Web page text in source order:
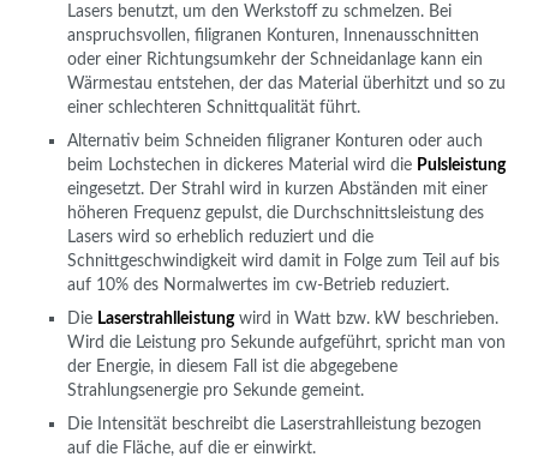
Lasers benutzt, um den Werkstoff zu schmelzen. Bei
anspruchsvollen, filigranen Konturen, Innenausschnitten
oder einer Richtungsumkehr der Schneidanlage kann ein
Wärmestau entstehen, der das Material überhitzt und so zu
einer schlechteren Schnittqualität führt.
Alternativ beim Schneiden filigraner Konturen oder auch
beim Lochstechen in dickeres Material wird die Pulsleistung
eingesetzt. Der Strahl wird in kurzen Abständen mit einer
höheren Frequenz gepulst, die Durchschnittsleistung des
Lasers wird so erheblich reduziert und die
Schnittgeschwindigkeit wird damit in Folge zum Teil auf bis
auf 10% des Normalwertes im cw-Betrieb reduziert.
Die Laserstrahlleistungwird in Watt bzw. kW beschrieben.
Wird die Leistung pro Sekunde aufgeführt, spricht man von
der Energie, in diesem Fall ist die abgegebene
Strahlungsenergie pro Sekunde gemeint.
Die Intensität beschreibt die Laserstrahlleistung bezogen
auf die Fläche, auf die er einwirkt.